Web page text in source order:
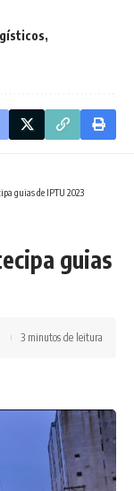
guias de IPTU 2023
guias
3 minutos de leitura